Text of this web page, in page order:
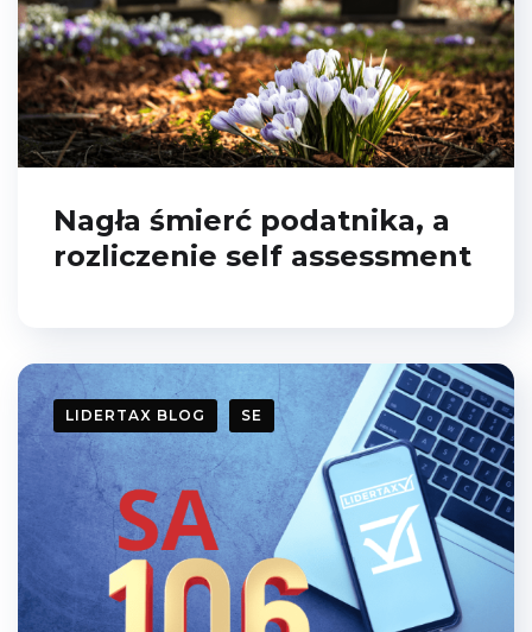
Nagła śmierć podatnika, a
rozliczenie self assessment
LIDERTAX BLOG SE